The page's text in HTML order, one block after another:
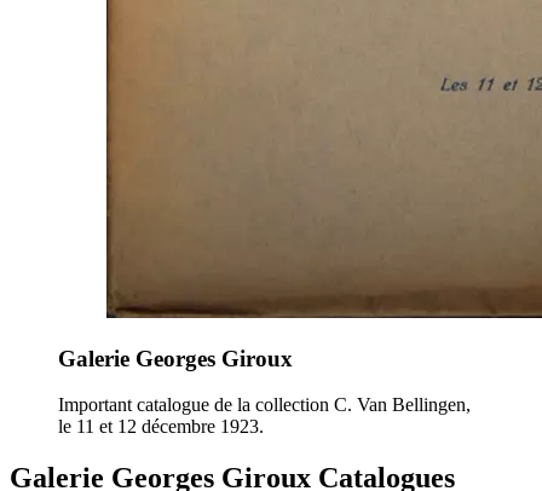
Galerie Georges Giroux
Important catalogue de la collection C. Van Bellingen,
le 11 et 12 décembre 1923.
Galerie Georges Giroux Catalogues